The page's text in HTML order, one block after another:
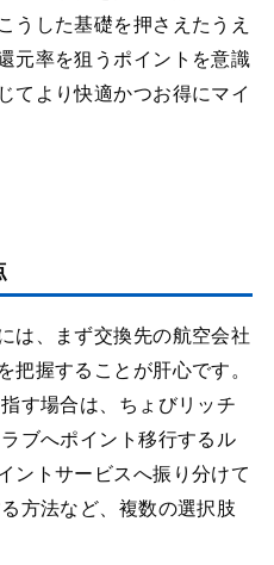
うした基礎を押さえたうえ
元率を狙うポイントを意識
てより快適かつお得にマイ
は、まず交換先の航空会社
把握することが肝心です。
す場合は、ちょびリッチ
ブへポイント移行するル
ントサービスへ振り分けて
方法など、複数の選択肢